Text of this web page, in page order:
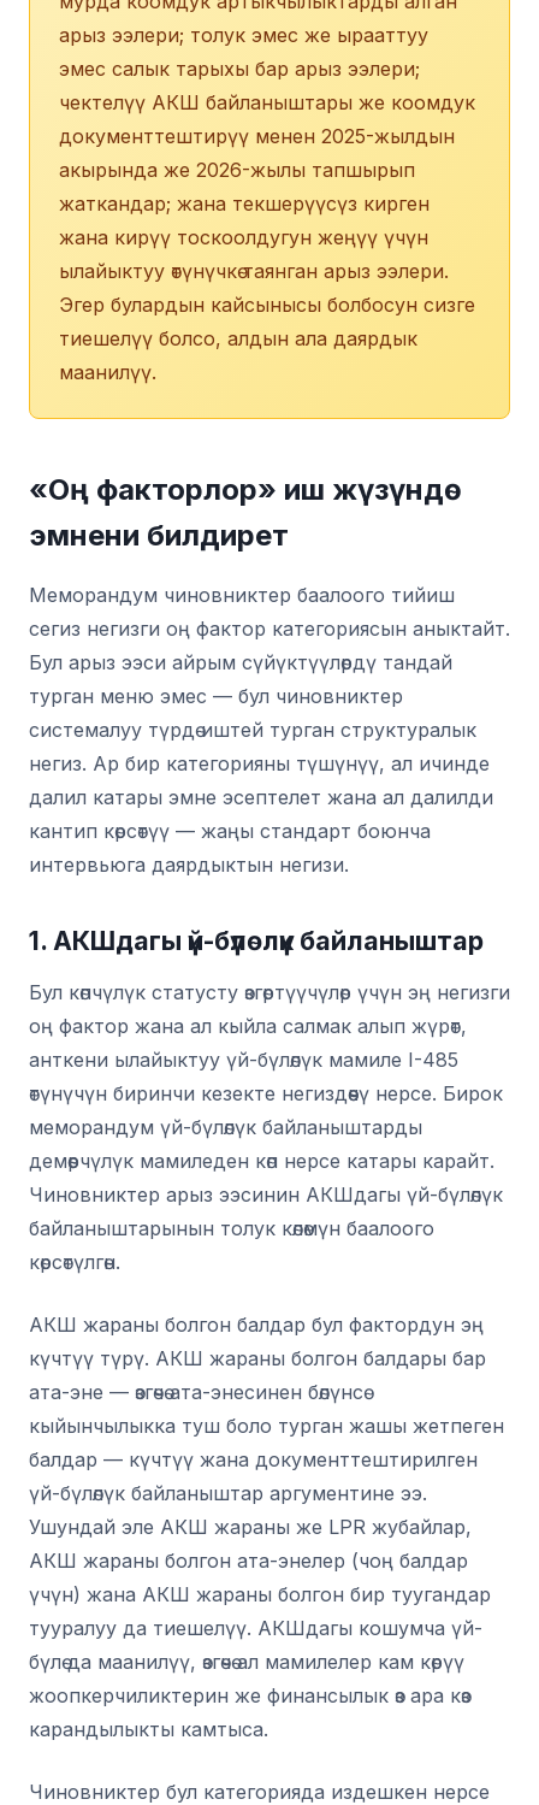
арыз ээлери; толук эмес же ырааттуу
эмес салык тарыхы бар арыз ээлери;
чектелүү АКШ байланыштары же коомдук
документтештирүү менен 2025-жылдын
акырында же 2026-жылы тапшырып
жаткандар; жана текшерүүсүз кирген
жана кирүү тоскоолдугун жеңүү үчүн
ылайыктуу өтүнүчкө таянган арыз ээлери.
Эгер булардын кайсынысы болбосун сизге
тиешелүү болсо, алдын ала даярдык
маанилүү.
«Оң факторлор» иш жүзүндө
эмнени билдирет
Меморандум чиновниктер баалоого тийиш
сегиз негизги оң фактор категориясын аныктайт.
Бул арыз ээси айрым сүйүктүүлөрдү тандай
турган меню эмес — бул чиновниктер
системалуу түрдө иштей турган структуралык
негиз. Ар бир категорияны түшүнүү, ал ичинде
далил катары эмне эсептелет жана ал далилди
кантип көрсөтүү — жаңы стандарт боюнча
интервьюга даярдыктын негизи.
1. АКШдагы үй-бүлөлүк байланыштар
Бул көпчүлүк статусту өзгөртүүчүлөр үчүн эң негизги
оң фактор жана ал кыйла салмак алып жүрөт,
анткени ылайыктуу үй-бүлөлүк мамиле I-485
өтүнүчүн биринчи кезекте негиздөөчү нерсе. Бирок
меморандум үй-бүлөлүк байланыштарды
демөөрчүлүк мамиледен көп нерсе катары карайт.
Чиновниктер арыз ээсинин АКШдагы үй-бүлөлүк
байланыштарынын толук көлөмүн баалоого
көрсөтүлгөн.
АКШ жараны болгон балдар бул фактордун эң
күчтүү түрү. АКШ жараны болгон балдары бар
ата-эне — өзгөчө ата-энесинен бөлүнсө
кыйынчылыкка туш боло турган жашы жетпеген
балдар — күчтүү жана документтештирилген
үй-бүлөлүк байланыштар аргументине ээ.
Ушундай эле АКШ жараны же LPR жубайлар,
АКШ жараны болгон ата-энелер (чоң балдар
үчүн) жана АКШ жараны болгон бир туугандар
тууралуу да тиешелүү. АКШдагы кошумча үй-
бүлө да маанилүү, өзгөчө ал мамилелер кам көрүү
жоопкерчиликтерин же финансылык өз ара көз
карандылыкты камтыса.
Чиновниктер бул категорияда издешкен нерсе